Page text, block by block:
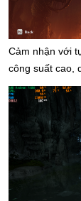
Cảm nhận với
công suất cao,